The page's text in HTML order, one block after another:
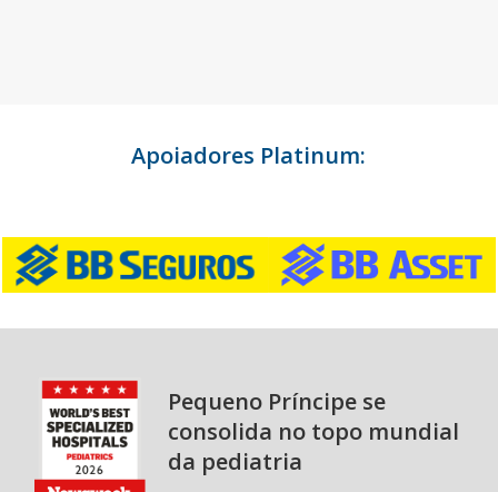
Apoiadores Platinum:
Pequeno Príncipe se
consolida no topo mundial
da pediatria